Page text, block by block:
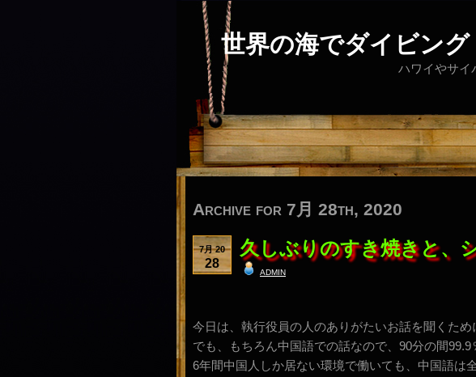
世界の海でダイビン
ハワイやサイ
Archive for 7月 28th, 2020
7月 20
28
久しぶりのすき焼きと、
admin
今日は、執行役員の人のありがたいお話を聞くため
でも、もちろん中国語での話なので、90分の間99.9
6年間中国人しか居ない環境で働いても、中国語は